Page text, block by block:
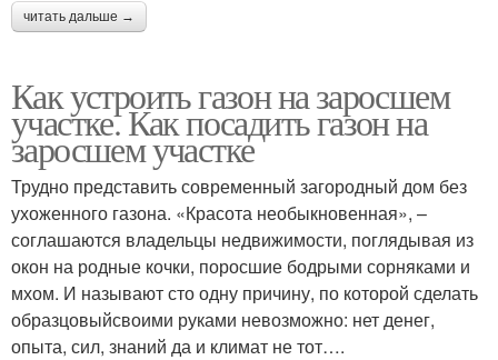
читать дальше →
Как устроить газон на заросшем
участке. Как посадить газон на
заросшем участке
Трудно представить современный загородный дом без
ухоженного газона. «Красота необыкновенная», –
соглашаются владельцы недвижимости, поглядывая из
окон на родные кочки, поросшие бодрыми сорняками и
мхом. И называют сто одну причину, по которой сделать
образцовыйсвоими руками невозможно: нет денег,
опыта, сил, знаний да и климат не тот….